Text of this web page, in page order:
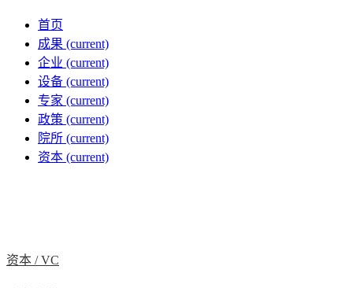
首页
成果 (current)
企业 (current)
设备 (current)
专家 (current)
政策 (current)
院所 (current)
资本 (current)
资本 /VC